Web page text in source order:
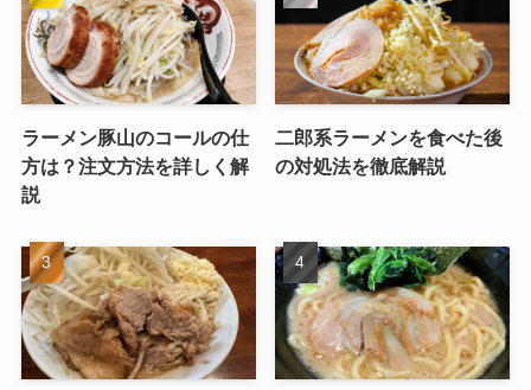
ラーメン豚山のコールの仕
方は？注文方法を詳しく解
説
二郎系ラーメンを食べた後
の対処法を徹底解説